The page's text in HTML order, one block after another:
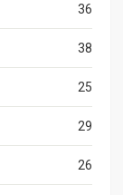
36
38
25
29
26